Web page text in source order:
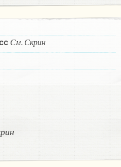
См Скрин
С м. Ск рин
р ин